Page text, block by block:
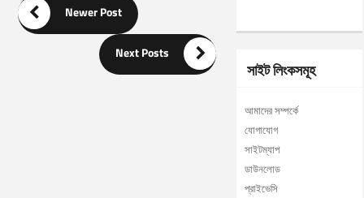
 Newer Post
Next Posts 
সাইট লিংকসমূহ
আমাদের সম্পর্কে
যোগাযোগ
সাইটম্যাপ
ডাউনলোড
প্রাইভেসি